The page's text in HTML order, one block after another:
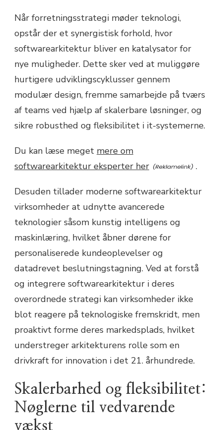
Når forretningsstrategi møder teknologi,
opstår der et synergistisk forhold, hvor
softwarearkitektur bliver en katalysator for
nye muligheder. Dette sker ved at muliggøre
hurtigere udviklingscyklusser gennem
modulær design, fremme samarbejde på tværs
af teams ved hjælp af skalerbare løsninger, og
sikre robusthed og fleksibilitet i it-systemerne.
Du kan læse meget mere om
softwarearkitektur eksperter her
.
Desuden tillader moderne softwarearkitektur
virksomheder at udnytte avancerede
teknologier såsom kunstig intelligens og
maskinlæring, hvilket åbner dørene for
personaliserede kundeoplevelser og
datadrevet beslutningstagning. Ved at forstå
og integrere softwarearkitektur i deres
overordnede strategi kan virksomheder ikke
blot reagere på teknologiske fremskridt, men
proaktivt forme deres markedsplads, hvilket
understreger arkitekturens rolle som en
drivkraft for innovation i det 21. århundrede.
Skalerbarhed og fleksibilitet:
Nøglerne til vedvarende
vækst